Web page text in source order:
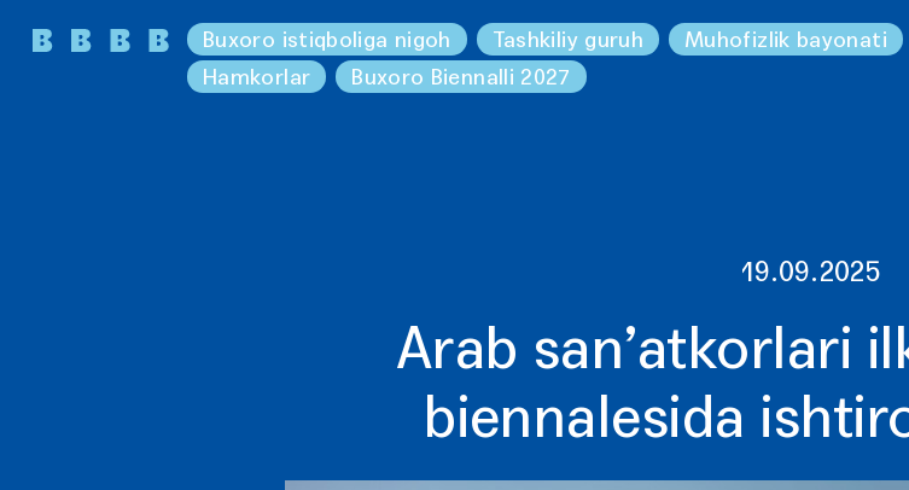
Buxoro istiqboliga nigoh Tashkiliy guruh Muhofizlik bayonati
Hamkorlar
Buxoro Biennalli 2027
19.09.2025
Arab san’atkorlari
biennalesida